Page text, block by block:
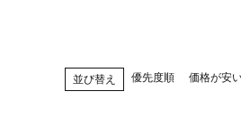
並び替え 優先度順 価格が安